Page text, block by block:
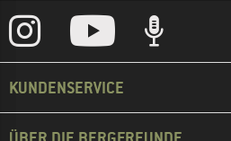
KUNDENSERVICE